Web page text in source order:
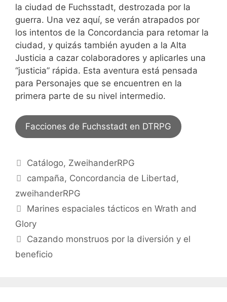
la ciudad de Fuchsstadt, destrozada por la
guerra. Una vez aquí, se verán atrapados por
los intentos de la Concordancia para retomar la
ciudad, y quizás también ayuden a la Alta
Justicia a cazar colaboradores y aplicarles una
“justicia” rápida. Esta aventura está pensada
para Personajes que se encuentren en la
primera parte de su nivel intermedio.
Facciones de Fuchsstadt en DTRPG
Categorías
Catálogo, ZweihanderRPG
Etiquetas
campaña, Concordancia de Libertad,
zweihanderRPG
Marines espaciales tácticos en Wrath and
Glory
Cazando monstruos por la diversión y el
beneficio